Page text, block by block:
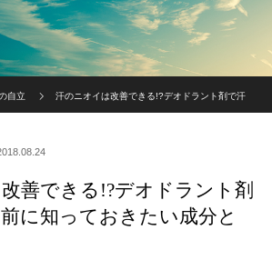
自立 汗のニオイは改善できる!?デオドラント剤で汗
善できる!?デオドラント剤
に知っておきたい成分と